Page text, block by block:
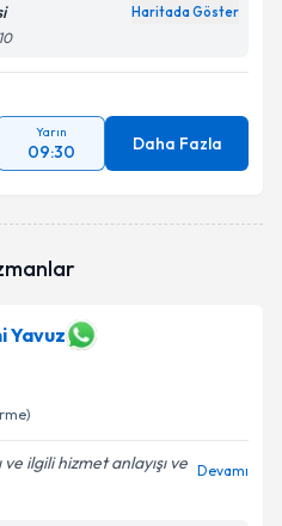
Haritada Göster
Yarın
09:30 Daha Fazla
Yavuz
ve ilgili hizmet anlayışı ve Devamı